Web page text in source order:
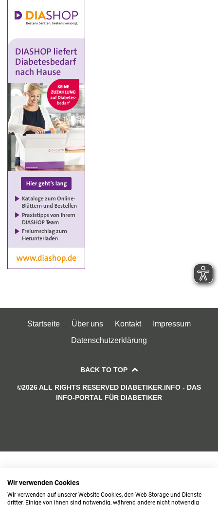
Startseite Über uns Kontakt
Impressum
Datenschutzerklärung
BACK TO TOP
©2026 ALL RIGHTS RESERVED DIABETIKER.INFO - DAS
INFO-PORTAL FÜR DIABETIKER
Wir verwenden Cookies
Wir verwenden auf unserer Website Cookies, den Web Storage und Dienste
dritter. Einige von ihnen sind notwendig, während andere nicht notwendig